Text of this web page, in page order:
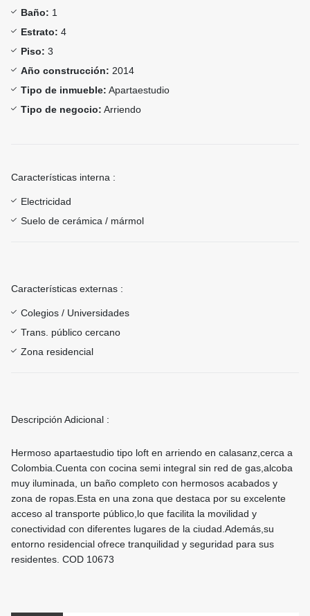
Baño: 1
Estrato: 4
Piso: 3
Año construcción: 2014
Tipo de inmueble: Apartaestudio
Tipo de negocio: Arriendo
Características interna :
Electricidad
Suelo de cerámica / mármol
Características externas :
Colegios / Universidades
Trans. público cercano
Zona residencial
Descripción Adicional :
Hermoso apartaestudio tipo loft en arriendo en calasanz,cerca a
Colombia.Cuenta con cocina semi integral sin red de gas,alcoba
muy iluminada, un baño completo con hermosos acabados y
zona de ropas.Esta en una zona que destaca por su excelente
acceso al transporte público,lo que facilita la movilidad y
conectividad con diferentes lugares de la ciudad.Además,su
entorno residencial ofrece tranquilidad y seguridad para sus
residentes. COD 10673